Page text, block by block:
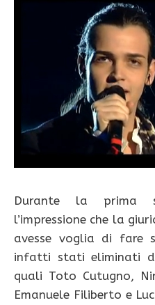
Durante la prima
l’impressione che la
avesse voglia di fare
infatti stati eliminati
quali Toto Cutugno,
Emanuele Filiberto e